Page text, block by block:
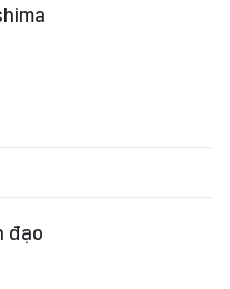
đạo